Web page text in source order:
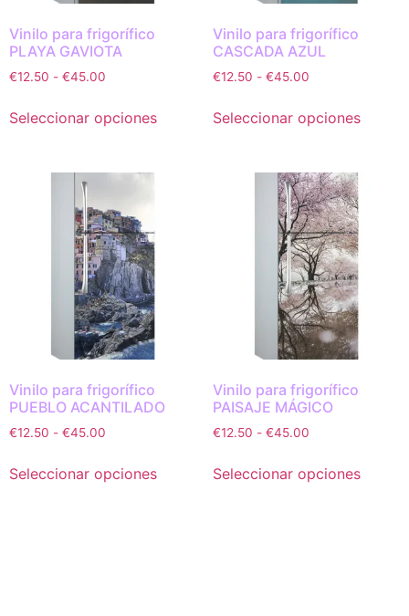
Vinilo para frigorífico
PLAYA GAVIOTA
€12.50 - €45.00
Seleccionar opciones
Vinilo para frigorífico
CASCADA AZUL
€12.50 - €45.00
Seleccionar opciones
Vinilo para frigorífico
PUEBLO ACANTILADO
€12.50 - €45.00
Seleccionar opciones
Vinilo para frigorífico
PAISAJE MÁGICO
€12.50 - €45.00
Seleccionar opciones